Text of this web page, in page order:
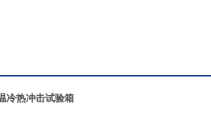
冷热冲击试验箱